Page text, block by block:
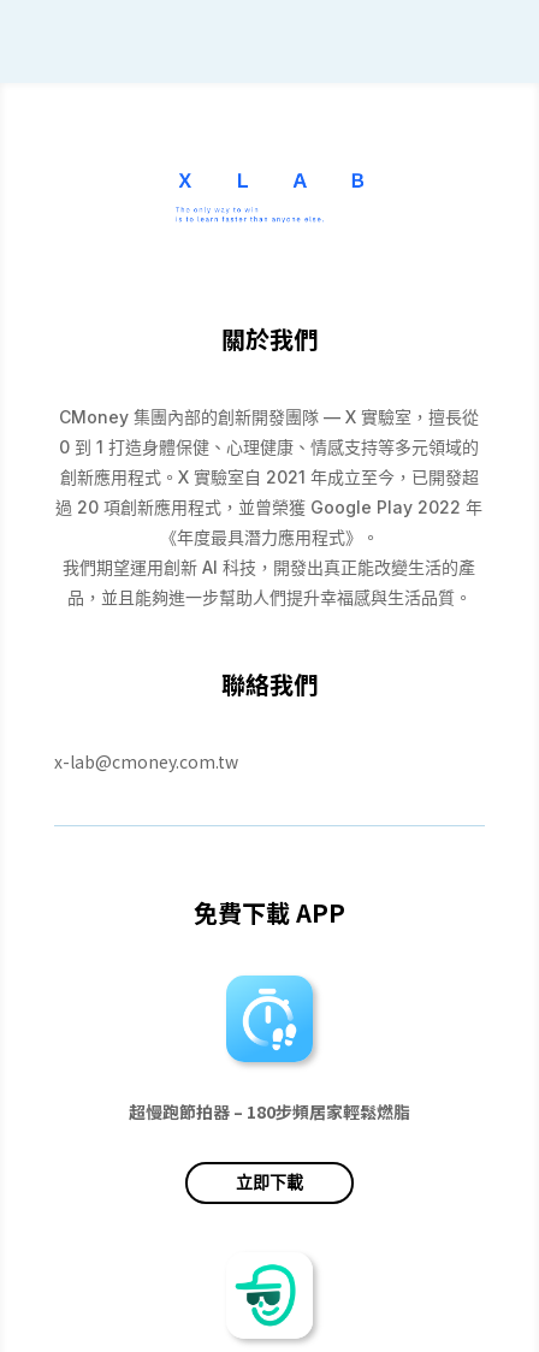
關於我們
CMoney 集團內部的創新開發團隊 — X 實驗室，擅長從
0 到 1 打造身體保健、心理健康、情感支持等多元領域的
創新應用程式。X 實驗室自 2021 年成立至今，已開發超
過 20 項創新應用程式，並曾榮獲 Google Play 2022 年
《年度最具潛力應用程式》。
我們期望運用創新 AI 科技，開發出真正能改變生活的產
品，並且能夠進一步幫助人們提升幸福感與生活品質。
聯絡我們
x-lab@cmoney.com.tw
免費下載 APP
超慢跑節拍器 – 180步頻居家輕鬆燃脂
立即下載